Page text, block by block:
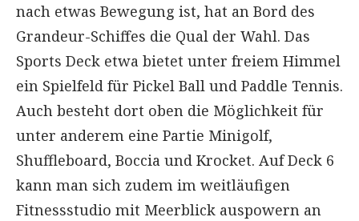
nach etwas Bewegung ist, hat an Bord des
Grandeur-Schiffes die Qual der Wahl. Das
Sports Deck etwa bietet unter freiem Himmel
ein Spielfeld für Pickel Ball und Paddle Tennis.
Auch besteht dort oben die Möglichkeit für
unter anderem eine Partie Minigolf,
Shuffleboard, Boccia und Krocket. Auf Deck 6
kann man sich zudem im weitläufigen
Fitnessstudio mit Meerblick auspowern an